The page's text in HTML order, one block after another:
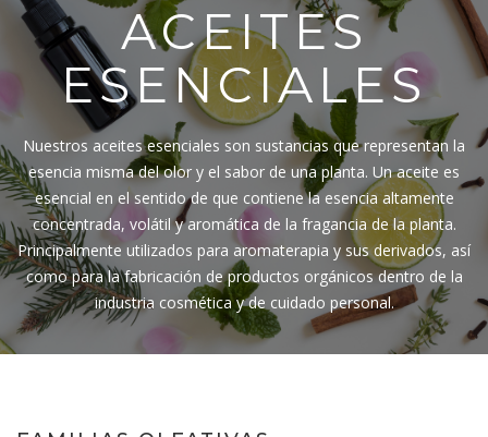
ACEITES
ESENCIALES
Nuestros aceites esenciales son sustancias que representan la
esencia misma del olor y el sabor de una planta. Un aceite es
esencial en el sentido de que contiene la esencia altamente
concentrada, volátil y aromática de la fragancia de la planta.
Principalmente utilizados para aromaterapia y sus derivados, así
como para la fabricación de productos orgánicos dentro de la
industria cosmética y de cuidado personal.